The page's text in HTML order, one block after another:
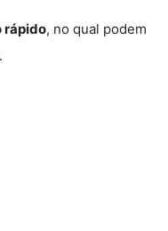
rápido, no qual podem